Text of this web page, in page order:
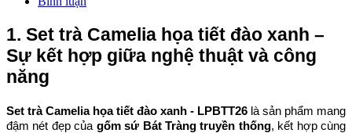
1. Set trà Camelia họa tiết đào xanh –
Sự kết hợp giữa nghệ thuật và công
năng
Set trà Camelia họa tiết đào xanh - LPBTT26 là sản phẩm mang
đậm nét đẹp của gốm sứ Bát Tràng truyền thống, kết hợp cùng